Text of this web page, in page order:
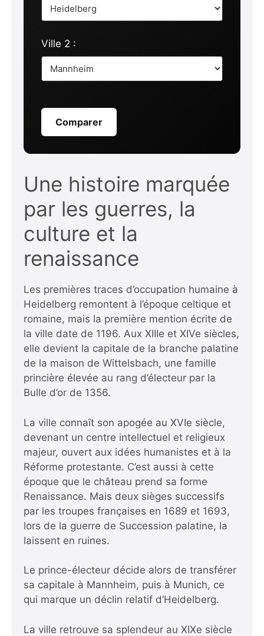
Ville 2 :
Comparer
Une histoire marquée
par les guerres, la
culture et la
renaissance
Les premières traces d’occupation humaine à
Heidelberg remontent à l’époque celtique et
romaine, mais la première mention écrite de
la ville date de 1196. Aux XIIIe et XIVe siècles,
elle devient la capitale de la branche palatine
de la maison de Wittelsbach, une famille
princière élevée au rang d’électeur par la
Bulle d’or de 1356.
La ville connaît son apogée au XVIe siècle,
devenant un centre intellectuel et religieux
majeur, ouvert aux idées humanistes et à la
Réforme protestante. C’est aussi à cette
époque que le château prend sa forme
Renaissance. Mais deux sièges successifs
par les troupes françaises en 1689 et 1693,
lors de la guerre de Succession palatine, la
laissent en ruines.
Le prince-électeur décide alors de transférer
sa capitale à Mannheim, puis à Munich, ce
qui marque un déclin relatif d’Heidelberg.
La ville retrouve sa splendeur au XIXe siècle